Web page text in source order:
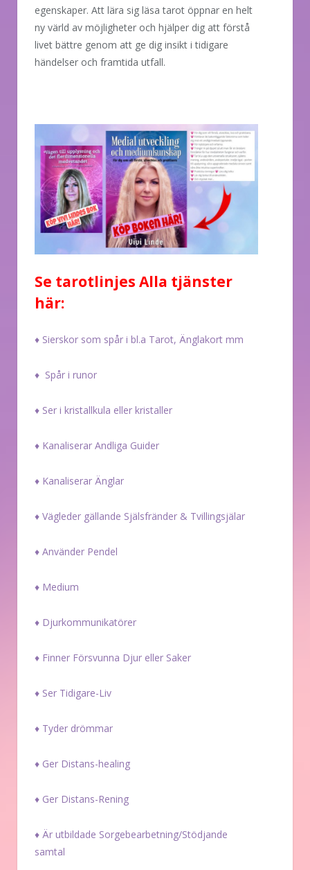
egenskaper. Att lära sig läsa tarot öppnar en helt
ny värld av möjligheter och hjälper dig att förstå
livet bättre genom att ge dig insikt i tidigare
händelser och framtida utfall.
Se tarotlinjes Alla tjänster
här:
♦ Sierskor som spår i bl.a Tarot, Änglakort mm
♦ Spår i runor
♦ Ser i kristallkula eller kristaller
♦ Kanaliserar Andliga Guider
♦ Kanaliserar Änglar
♦ Vägleder gällande Själsfränder & Tvillingsjälar
♦ Använder Pendel
♦ Medium
♦ Djurkommunikatörer
♦ Finner Försvunna Djur eller Saker
♦ Ser Tidigare-Liv
♦ Tyder drömmar
♦ Ger Distans-healing
♦ Ger Distans-Rening
♦ Är utbildade Sorgebearbetning/Stödjande
samtal